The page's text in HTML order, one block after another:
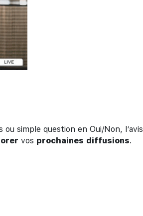
simple question en Oui/Non, l’avis
vos prochaines diffusions.